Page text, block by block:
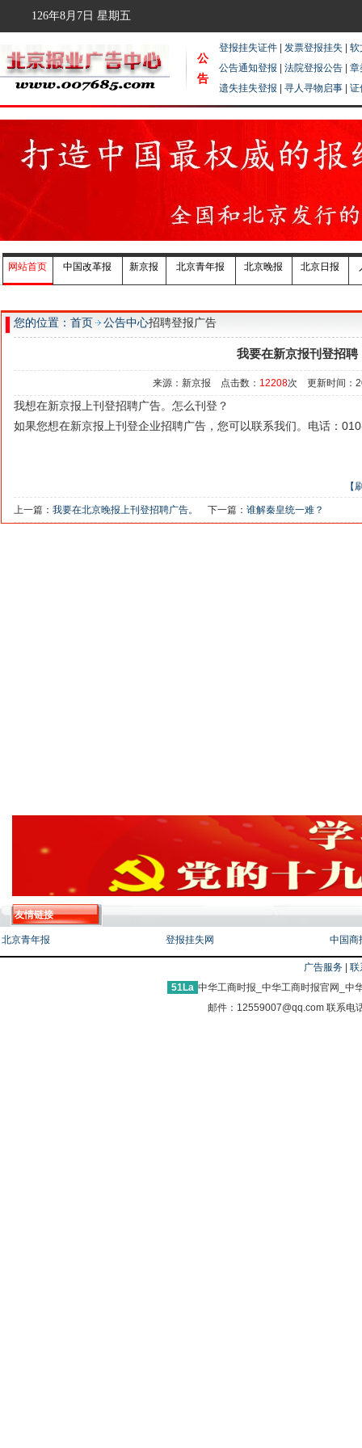
126年8月7日 星期五
公
告
登报挂失证件 发票登报挂失
软
公告通知登报
法院登报公告
章
遗失挂失登报
寻人寻物启事 证
网站首页 中国改革报 新京报 北京青年报 北京晚报 北京日报
您的位置：首页 公告中心招聘登报广告
我要在新京报刊登招聘
来源：新京报 点击数： 12208次 更新时间：
我想在新京报上刊登招聘广告。怎么刊登？
如果您想在新京报上刊登企业招聘广告，您可以联系我们。电话：
【
上一篇： 我要在北京晚报上刊登招聘广告。 下一篇： 谁解秦皇统一难？
友情链接
北京青年报 登报挂失网 中国商
广告服务
联
51La 中华工商时报_中华工商时报官网_中
邮件：12559007@qq.com 联系